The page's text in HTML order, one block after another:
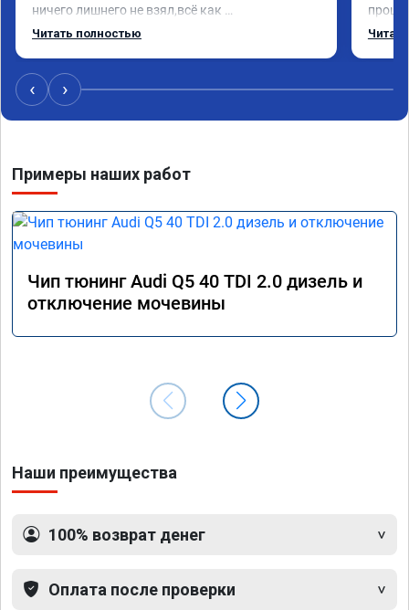
ничего лишнего не взял,всё как
договаривались заранее.После работы
поломки авто.Однозначно рекомендую
Алексея как грамотного специалиста!
Читать полностью
Арман
‹ ›
Примеры наших работ
Чип тюнинг Audi Q5 40 TDI 2.0 дизель и
отключение мочевины
Наши преимущества
100% возврат денег
Оплата после проверки